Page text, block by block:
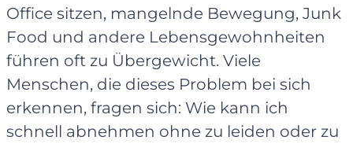
Office sitzen, mangelnde Bewegung, Junk
Food und andere Lebensgewohnheiten
führen oft zu Übergewicht. Viele
Menschen, die dieses Problem bei sich
erkennen, fragen sich: Wie kann ich
schnell abnehmen ohne zu leiden oder zu